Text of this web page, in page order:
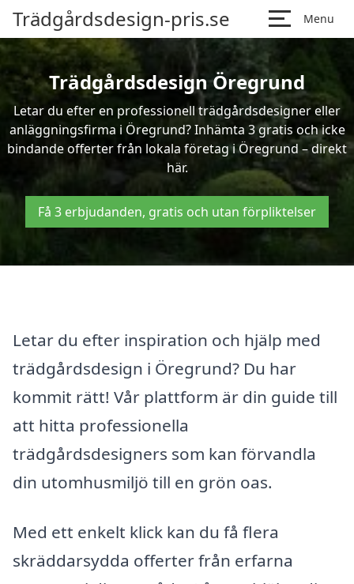
Trädgårdsdesign-pris.se Menu
Trädgårdsdesign Öregrund
Letar du efter en professionell trädgårdsdesigner eller
anläggningsfirma i Öregrund? Inhämta 3 gratis och icke
bindande offerter från lokala företag i Öregrund – direkt
här.
Få 3 erbjudanden, gratis och utan förpliktelser
Letar du efter inspiration och hjälp med
trädgårdsdesign i Öregrund? Du har
kommit rätt! Vår plattform är din guide till
att hitta professionella
trädgårdsdesigners som kan förvandla
din utomhusmiljö till en grön oas.
Med ett enkelt klick kan du få flera
skräddarsydda offerter från erfarna